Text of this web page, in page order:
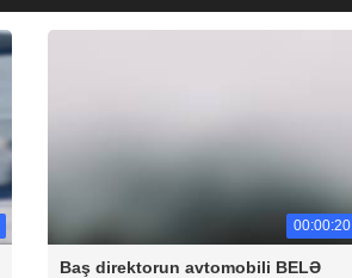
00:00:20
Baş direktorun avtomobili BELƏ